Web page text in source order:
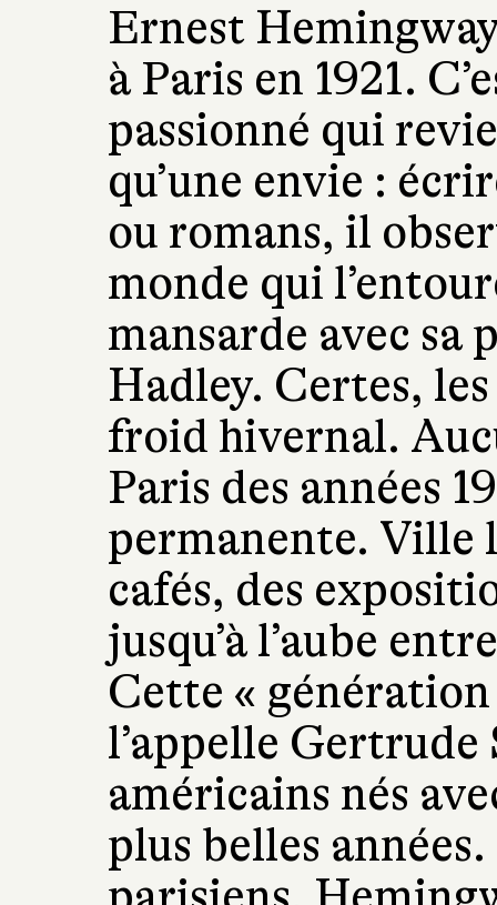
Ernest
à Paris en 1921.
passionné qui
qu’une envie :
ou romans, il
monde qui
mansarde avec sa
Hadley. Certes,
froid hivernal.
Paris des années
permanente. Ville
cafés, des
jusqu’à l’aube
Cette «
l’appelle
américains nés
plus belles